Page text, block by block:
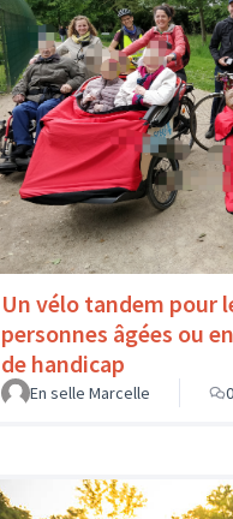
Un vélo tandem pour
personnes âgées ou
de handicap
En selle Marcelle 0